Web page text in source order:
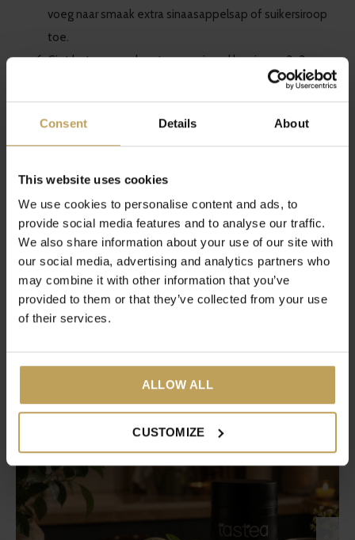
Consent Details About
This website uses cookies
We use cookies to personalise content and ads, to
provide social media features and to analyse our traffic.
We also share information about your use of our site with
our social media, advertising and analytics partners who
may combine it with other information that you’ve
provided to them or that they’ve collected from your use
of their services.
ALLOW ALL
CUSTOMIZE
voeg naar smaak extra sinaasappelsap of suikersiroop
toe.
Giet het mengsel met en maximaal laagje van 2-3
centimeter in een bakje die in de vriezer mag.
Zet een uur in de vriezer. Roer los en neem de zijkanten
goed mee. Herhaal dit ieder half uur tot het volledig
Roer voor serveren nog een keer goed door.
Share Tweet Pin it
Articles récents
Visitez notre blogue pour consulter les nouvelles et obtenir
plus d'informations!